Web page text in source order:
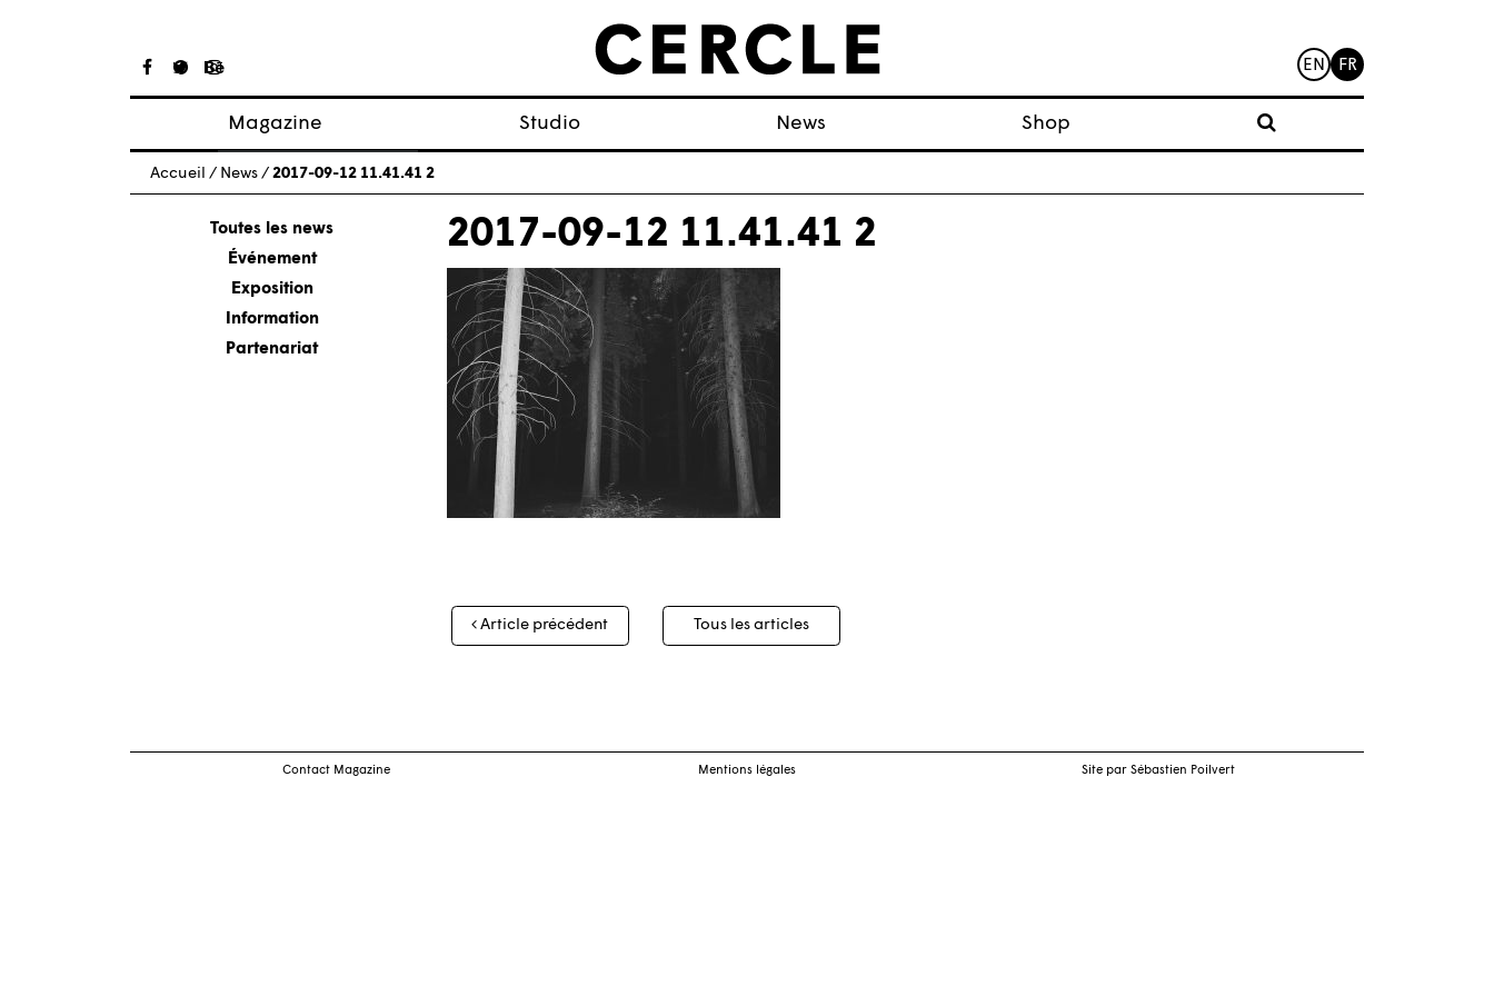
EN FR
Magazine
Articles
À propos
Numéros
Studio News Shop
Accueil / News / 2017-09-12 11.41.41 2
Toutes les news
Événement
Exposition
Information
Partenariat
2017-09-12 11.41.41 2
Navigation
des
Article précédent Tous les articles
Contact Magazine Mentions légales Site par Sébastien Poilvert